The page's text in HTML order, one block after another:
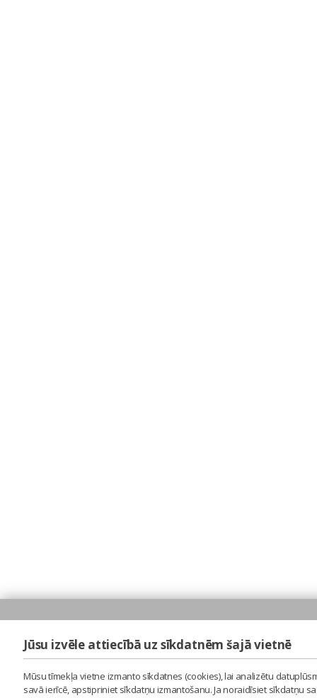
Jūsu izvēle attiecībā uz sīkdatnēm šajā vietnē
Mūsu tīmekļa vietne izmanto sīkdatnes (cookies), lai analizētu
savā ierīcē, apstipriniet sīkdatņu izmantošanu. Ja noraidīsiet sīkdatņu